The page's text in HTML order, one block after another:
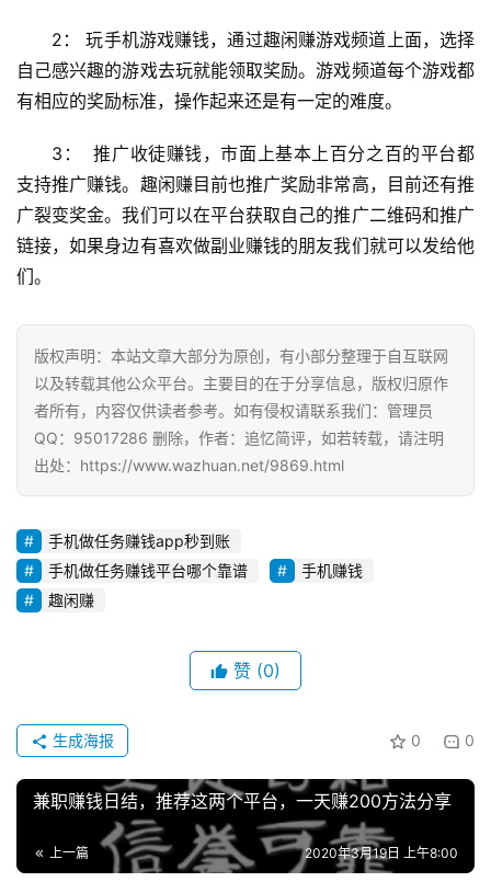
赚
简
手
赚
A
P
2： 玩手机游戏赚钱，通过趣闲赚游戏频道上面，选择
自己感兴趣的游戏去玩就能领取奖励。游戏频道每个游戏都
有相应的奖励标准，操作起来还是有一定的难度。
3：  推广收徒赚钱，市面上基本上百分之百的平台都
支持推广赚钱。趣闲赚目前也推广奖励非常高，目前还有推
广裂变奖金。我们可以在平台获取自己的推广二维码和推广
链接，如果身边有喜欢做副业赚钱的朋友我们就可以发给他
们。
版权声明：本站文章大部分为原创，有小部分整理于自互联网
以及转载其他公众平台。主要目的在于分享信息，版权归原作
者所有，内容仅供读者参考。如有侵权请联系我们：管理员
QQ：95017286 删除，作者：追忆简评，如若转载，请注明
出处：https://www.wazhuan.net/9869.html
手机做任务赚钱app秒到账
手机做任务赚钱平台哪个靠谱
手机赚钱
趣闲赚
赞 (0)
0 0
生成海报
兼职赚钱日结，推荐这两个平台，一天赚200方法分享
上一篇 2020年3月19日 上午8:00